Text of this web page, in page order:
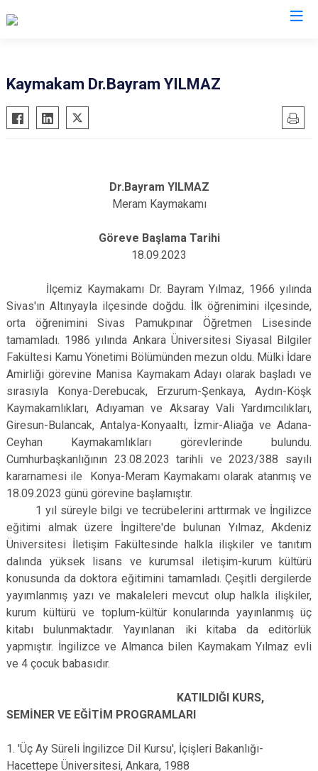
Ahırlı
Akören
Derbent
Derebucak
Hadim
Hüyük
Kadınhanı
Karapınar
Karatay
Tuzlukçu
Yunak
Kaymakam Dr.Bayram YILMAZ
Dr.Bayram YILMAZ
Meram Kaymakamı
Göreve Başlama Tarihi
18.09.2023
İlçemiz Kaymakamı Dr. Bayram Yılmaz, 1966 yılında
Sivas'ın Altınyayla ilçesinde doğdu. İlk öğrenimini ilçesinde,
orta öğrenimini Sivas Pamukpınar Öğretmen Lisesinde
tamamladı. 1986 yılında Ankara Üniversitesi Siyasal Bilgiler
Fakültesi Kamu Yönetimi Bölümünden mezun oldu. Mülki İdare
Amirliği görevine Manisa Kaymakam Adayı olarak başladı ve
sırasıyla Konya-Derebucak, Erzurum-Şenkaya, Aydın-Köşk
Kaymakamlıkları, Adıyaman ve Aksaray Vali Yardımcılıkları,
Giresun-Bulancak, Antalya-Konyaaltı, İzmir-Aliağa ve Adana-
Ceyhan Kaymakamlıkları görevlerinde bulundu.
Cumhurbaşkanlığının 23.08.2023 tarihli ve 2023/388 sayılı
kararnamesi ile Konya-Meram Kaymakamı olarak atanmış ve
18.09.2023 günü görevine başlamıştır.
1 yıl süreyle bilgi ve tecrübelerini arttırmak ve İngilizce
eğitimi almak üzere İngiltere'de bulunan Yılmaz, Akdeniz
Üniversitesi İletişim Fakültesinde halkla ilişkiler ve tanıtım
dalında yüksek lisans ve kurumsal iletişim-kurum kültürü
konusunda da doktora eğitimini tamamladı. Çeşitli dergilerde
yayımlanmış yazı ve makaleleri mevcut olup halkla ilişkiler,
kurum kültürü ve toplum-kültür konularında yayınlanmış üç
kitabı bulunmaktadır. Yayınlanan iki kitaba da editörlük
yapmıştır. İngilizce ve Almanca bilen Kaymakam Yılmaz evli
ve 4 çocuk babasıdır.
KATILDIĞI KURS,
SEMİNER VE EĞİTİM PROGRAMLARI
1. 'Üç Ay Süreli İngilizce Dil Kursu', İçişleri Bakanlığı-
Hacettepe Üniversitesi, Ankara, 1988